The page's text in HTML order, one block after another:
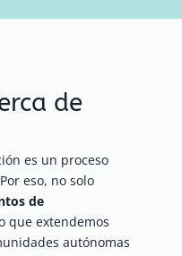
de
es un proceso
eso, no solo
de
que extendemos
autónomas